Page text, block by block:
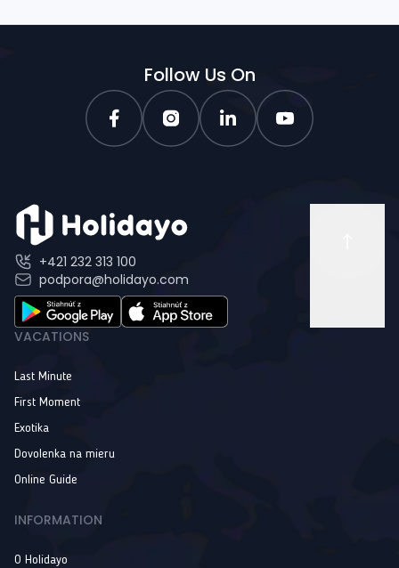
Follow Us On
+421 232 313 100
podpora@holidayo.com
VACATIONS
Last Minute
First Moment
Exotika
Dovolenka na mieru
Online Guide
INFORMATION
O Holidayo